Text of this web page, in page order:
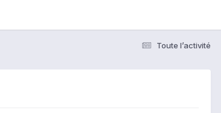
Toute l’activité